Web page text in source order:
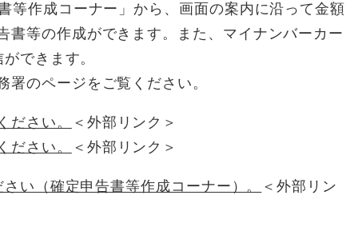
等作成コーナー」から、画面の案内に沿って金額
書等の作成ができます。また、マイナンバーカー
できます。
のページをご覧ください。
ださい。
＜外部リンク＞
ださい。
＜外部リンク＞
い（確定申告書等作成コーナー）。 ＜外部リン